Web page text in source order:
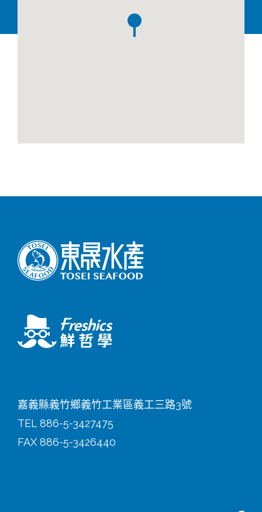
嘉義縣義竹鄉義竹工業區義工三路3號
TEL 886-5-3427475
FAX 886-5-3426440